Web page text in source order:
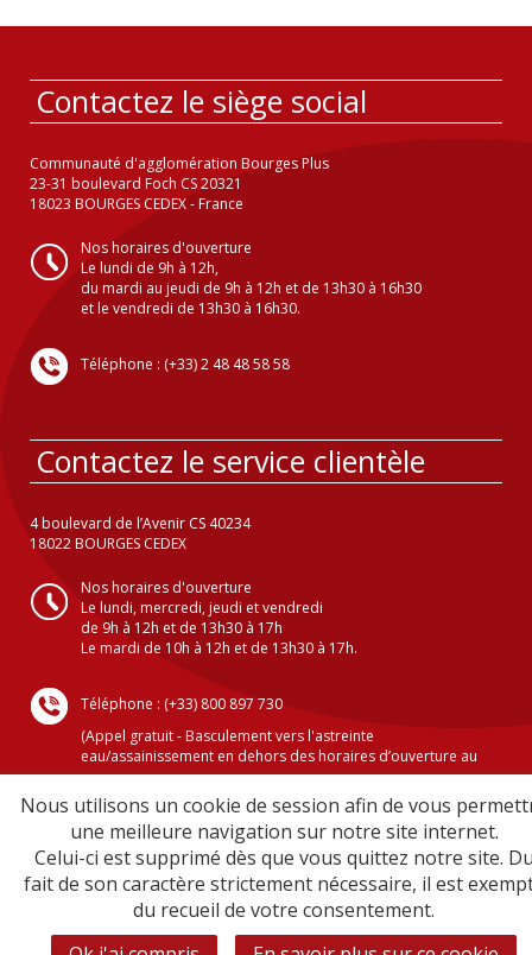
Contactez le siège social
Communauté d'agglomération Bourges Plus
23-31 boulevard Foch CS 20321
18023 BOURGES CEDEX - France
Nos horaires d'ouverture
Le lundi de 9h à 12h,
du mardi au jeudi de 9h à 12h et de 13h30 à 16h30
et le vendredi de 13h30 à 16h30.
Téléphone : (+33) 2 48 48 58 58
Contactez le service clientèle
4 boulevard de l’Avenir CS 40234
18022 BOURGES CEDEX
Nos horaires d'ouverture
Le lundi, mercredi, jeudi et vendredi
de 9h à 12h et de 13h30 à 17h
Le mardi de 10h à 12h et de 13h30 à 17h.
Téléphone : (+33) 800 897 730
(Appel gratuit - Basculement vers l'astreinte
eau/assainissement en dehors des horaires d’ouverture au
public )
Crédits
Mentions légales
Plan du site
Sécurité informatique
Nous utilisons un cookie de session afin de vous
une meilleure navigation sur notre site internet.
Celui-ci est supprimé dès que vous quittez notre site.
fait de son caractère strictement nécessaire, il est
du recueil de votre consentement.